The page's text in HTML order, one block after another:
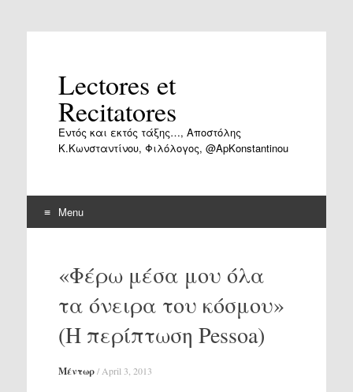
Lectores et
Recitatores
Εντός και εκτός τάξης…, Αποστόλης
Κ.Κωνσταντίνου, Φιλόλογος, @ApKonstantinou
Menu
content«Φέρω μέσα μου όλα
τα όνειρα του κόσμου»
(Η περίπτωση Pessoa)
Μέντωρ/ April 3, 2013